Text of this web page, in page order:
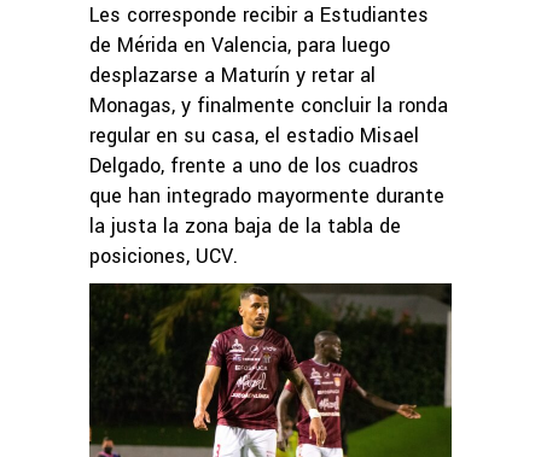
Les corresponde recibir a Estudiantes
de Mérida en Valencia, para luego
desplazarse a Maturín y retar al
Monagas, y finalmente concluir la ronda
regular en su casa, el estadio Misael
Delgado, frente a uno de los cuadros
que han integrado mayormente durante
la justa la zona baja de la tabla de
posiciones, UCV.